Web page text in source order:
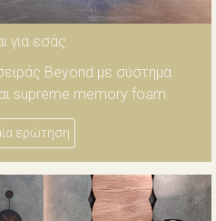
για εσάς.
Beyond με σύστημα
supreme memory foam.
ερώτηση